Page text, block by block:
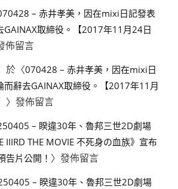
– 赤井孝美，因在mixi日記發表
GAINAX取締役。【2017年11月24日
佈留言
於〈070428 – 赤井孝美，因在mixi日
而辭去GAINAX取締役。【2017年11月
〉發佈留言
– 睽違30年、魯邦三世2D劇場
IIIRD THE MOVIE 不死身の血族》宣布
告片公開！ 〉發佈留言
– 睽違30年、魯邦三世2D劇場